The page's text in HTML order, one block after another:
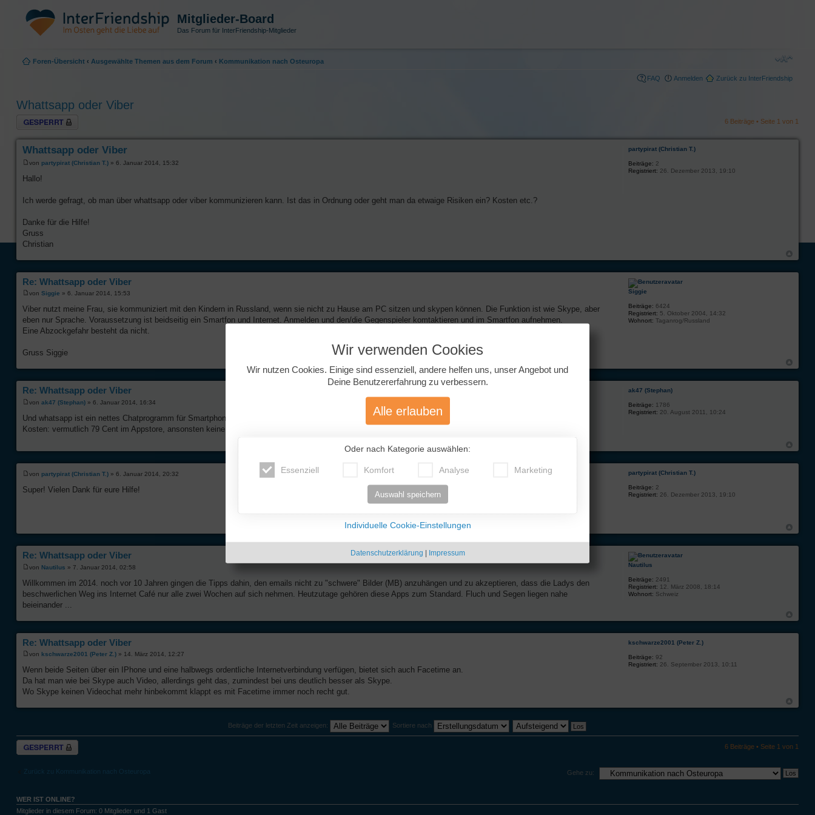
Mitglieder-Board
Das Forum für InterFriendship-Mitglieder
Foren-Übersicht ‹ Ausgewählte Themen aus dem Forum ‹ Kommunikation nach Osteuropa
FAQ Anmelden Zurück zu InterFriendship
Whattsapp oder Viber
Thema gesperrt 6 Beiträge • Seite 1 von 1
Whattsapp oder Viber
von partypirat (Christian T.) » 6. Januar 2014, 15:32
Hallo!
Ich werde gefragt, ob man über whattsapp oder viber kommunizieren kann. Ist das in Ordnung oder geht man da etwaige Risiken ein? Kosten etc.?
Danke für die Hilfe!
Gruss
Christian
partypirat (Christian T.)
Beiträge: 2
Registriert: 26. Dezember 2013, 19:10
Re: Whattsapp oder Viber
von Siggie » 6. Januar 2014, 15:53
Viber nutzt meine Frau, sie kommuniziert mit den Kindern in Russland, wenn sie nicht zu Hause am PC sitzen und skypen können. Die Funktion ist wie Skype, aber
eben nur Sprache. Voraussetzung ist beidseitig ein Smartfon und Internet. Anmelden und den/die Gegenspieler komtaktieren und im Smartfon aufnehmen.
Eine Abzockgefahr besteht da nicht.
Gruss Siggie
Siggie
Beiträge: 6424
Registriert: 5. Oktober 2004, 14:32
Wohnort: Taganrog/Russland
Re: Whattsapp oder Viber
von ak47 (Stephan) » 6. Januar 2014, 16:34
Und whatsapp ist ein nettes Chatprogramm für Smartphones, ganz grob mit SMS vergleichbar, aber schneller, vielseitiger, hübscher. Völlig harmlos.
Kosten: vermutlich 79 Cent im Appstore, ansonsten keine Kosten (Internettarif brauchst du, klar).
ak47 (Stephan)
Beiträge: 1786
Registriert: 20. August 2011, 10:24
von partypirat (Christian T.) » 6. Januar 2014, 20:32
Super! Vielen Dank für eure Hilfe!
partypirat (Christian T.)
Beiträge: 2
Registriert: 26. Dezember 2013, 19:10
Re: Whattsapp oder Viber
von Nautilus » 7. Januar 2014, 02:58
Willkommen im 2014. noch vor 10 Jahren gingen die Tipps dahin, den emails nicht zu "schwere" Bilder (MB) anzuhängen und zu akzeptieren, dass die Ladys den
beschwerlichen Weg ins Internet Café nur alle zwei Wochen auf sich nehmen. Heutzutage gehören diese Apps zum Standard. Fluch und Segen liegen nahe
beieinander ...
Nautilus
Beiträge: 2491
Registriert: 12. März 2008, 18:14
Wohnort: Schweiz
Re: Whattsapp oder Viber
von kschwarze2001 (Peter Z.) » 14. März 2014, 12:27
Wenn beide Seiten über ein IPhone und eine halbwegs ordentliche Internetverbindung verfügen, bietet sich auch Facetime an.
Da hat man wie bei Skype auch Video, allerdings geht das, zumindest bei uns deutlich besser als Skype.
Wo Skype keinen Videochat mehr hinbekommt klappt es mit Facetime immer noch recht gut.
kschwarze2001 (Peter Z.)
Beiträge: 92
Registriert: 26. September 2013, 10:11
Beiträge der letzten Zeit anzeigen: Sortiere nach
Thema gesperrt 6 Beiträge • Seite 1 von 1
Zurück zu Kommunikation nach Osteuropa Gehe zu:
WER IST ONLINE?
Mitglieder in diesem Forum: 0 Mitglieder und 1 Gast
Wir verwenden Cookies
Wir nutzen Cookies. Einige sind essenziell, andere helfen uns, unser Angebot und
Deine Benutzererfahrung zu verbessern.
Alle erlauben
Oder nach Kategorie auswählen:
Essenziell Komfort Analyse Marketing
Auswahl speichern
Individuelle Cookie-Einstellungen
Datenschutzerklärung | Impressum